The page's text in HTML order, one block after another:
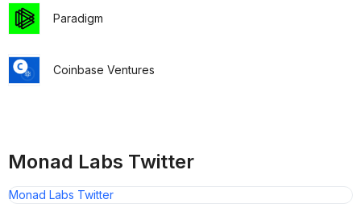
Paradigm
Coinbase Ventures
Monad Labs Twitter
Monad Labs Twitter